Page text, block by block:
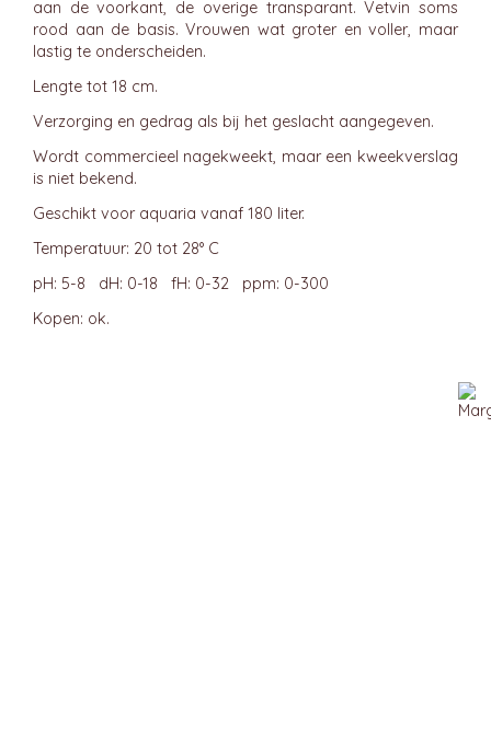
aan de voorkant, de overige transparant. Vetvin soms
rood aan de basis. Vrouwen wat groter en voller, maar
lastig te onderscheiden.
Lengte tot 18 cm.
Verzorging en gedrag als bij het geslacht aangegeven.
Wordt commercieel nagekweekt, maar een kweekverslag
is niet bekend.
Geschikt voor aquaria vanaf 180 liter.
Temperatuur: 20 tot 28° C
pH: 5-8 dH: 0-18 fH: 0-32 ppm: 0-300
Kopen: ok.